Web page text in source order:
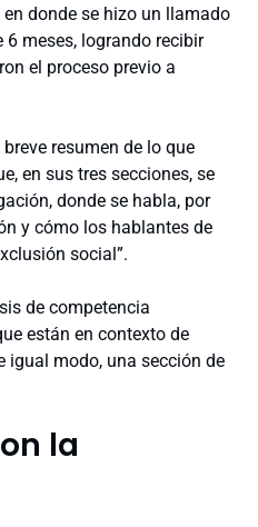
donde se hizo un llamado
meses, logrando recibir
el proceso previo a
resumen de lo que
en sus tres secciones, se
donde se habla, por
y cómo los hablantes de
social”.
de competencia
están en contexto de
igual modo, una sección de
la